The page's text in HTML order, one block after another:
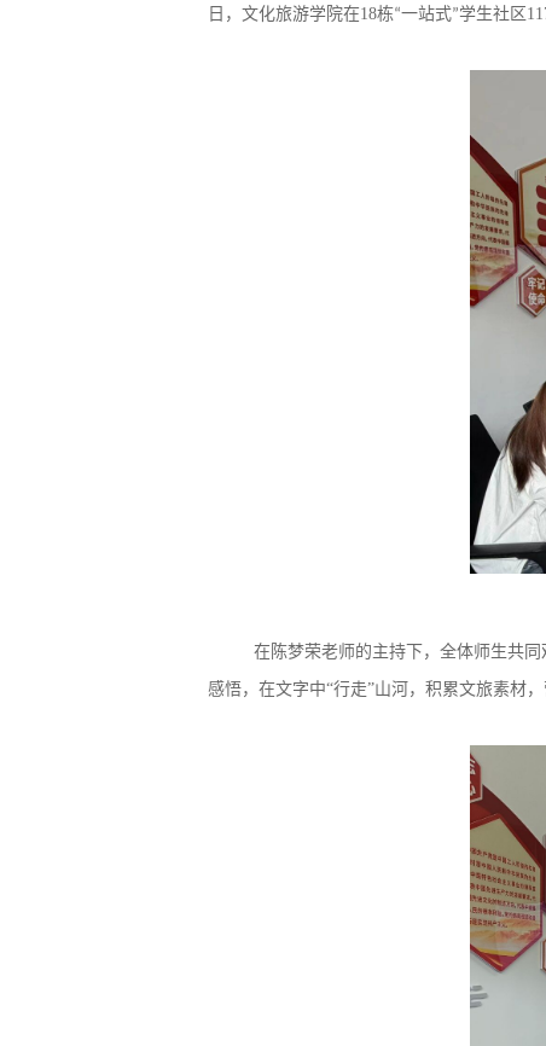
日，文化旅游学院在18栋“一站式”学生社区
在陈梦荣老师的主持下，全体师生共
感悟， 在文字中“行走”山河，积累文旅素材